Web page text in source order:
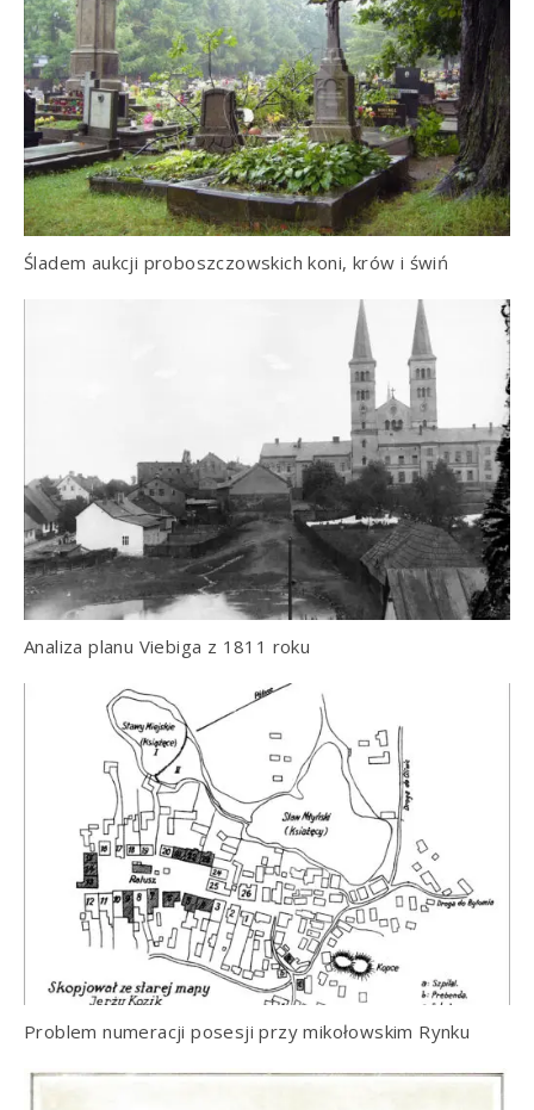
Śladem aukcji proboszczowskich koni, krów i świń
Analiza planu Viebiga z 1811 roku
Problem numeracji posesji przy mikołowskim Rynku